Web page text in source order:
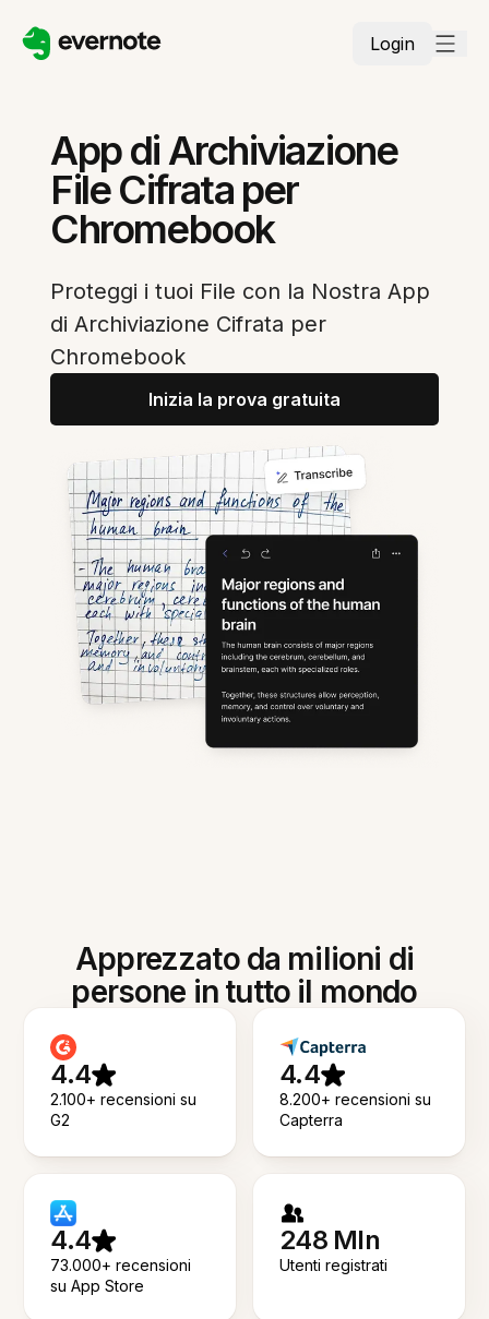
Login
App di Archiviazione
File Cifrata per
Chromebook
Proteggi i tuoi File con la Nostra App
di Archiviazione Cifrata per
Chromebook
Inizia la prova gratuita
Apprezzato da milioni di
persone in tutto il mondo
4.4
2.100+ recensioni su
G2
4.4
8.200+ recensioni su
Capterra
4.4
73.000+ recensioni
su App Store
248 Mln
Utenti registrati